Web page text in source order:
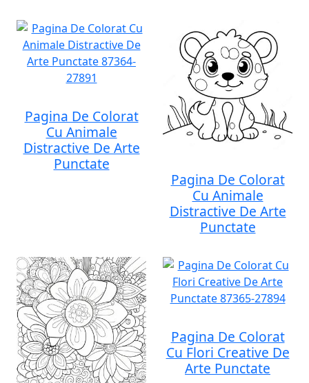
Pagina De Colorat
Cu Animale
Distractive De Arte
Punctate
Pagina De Colorat
Cu Animale
Distractive De Arte
Punctate
Pagina De Colorat
Cu Flori Creative De
Arte Punctate